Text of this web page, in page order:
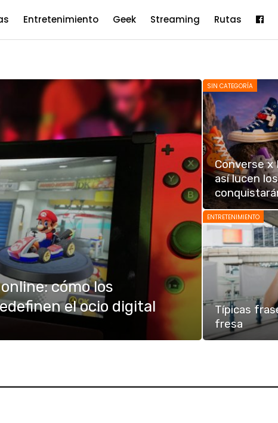
Entretenimiento Geek Streaming Rutas
cómo los
el ocio digital
SIN CATEGORÍA
Converse x
así lucen
ENTRETENIMIENTO
Típicas
fresa